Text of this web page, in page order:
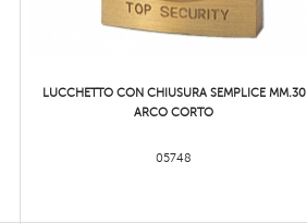
LUCCHETTO CON CHIUSURA SEMPLICE MM.30
ARCO CORTO
05748